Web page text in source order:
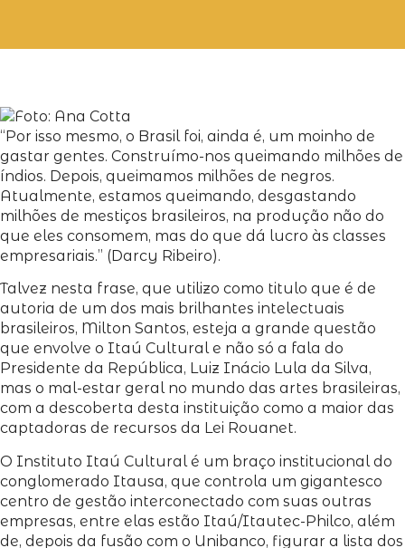
“Por isso mesmo, o Brasil foi, ainda é, um moinho de
gastar gentes. Construímo-nos queimando milhões de
índios. Depois, queimamos milhões de negros.
Atualmente, estamos queimando, desgastando
milhões de mestiços brasileiros, na produção não do
que eles consomem, mas do que dá lucro às classes
empresariais.” (Darcy Ribeiro).
Talvez nesta frase, que utilizo como titulo que é de
autoria de um dos mais brilhantes intelectuais
brasileiros, Milton Santos, esteja a grande questão
que envolve o Itaú Cultural e não só a fala do
Presidente da República, Luiz Inácio Lula da Silva,
mas o mal-estar geral no mundo das artes brasileiras,
com a descoberta desta instituição como a maior das
captadoras de recursos da Lei Rouanet.
O Instituto Itaú Cultural é um braço institucional do
conglomerado Itausa, que controla um gigantesco
centro de gestão interconectado com suas outras
empresas, entre elas estão Itaú/Itautec-Philco, além
de, depois da fusão com o Unibanco, figurar a lista dos